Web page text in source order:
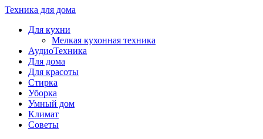
Техника для дома
Для кухни
Мелкая кухонная техника
АудиоТехника
Для дома
Для красоты
Стирка
Уборка
Умный дом
Климат
Советы